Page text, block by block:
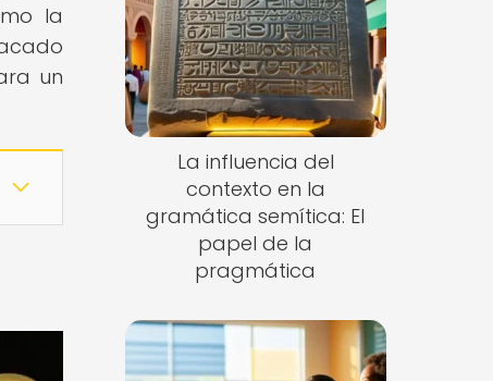
la
un
La influencia del
contexto en la
gramática semítica: El
papel de la
pragmática